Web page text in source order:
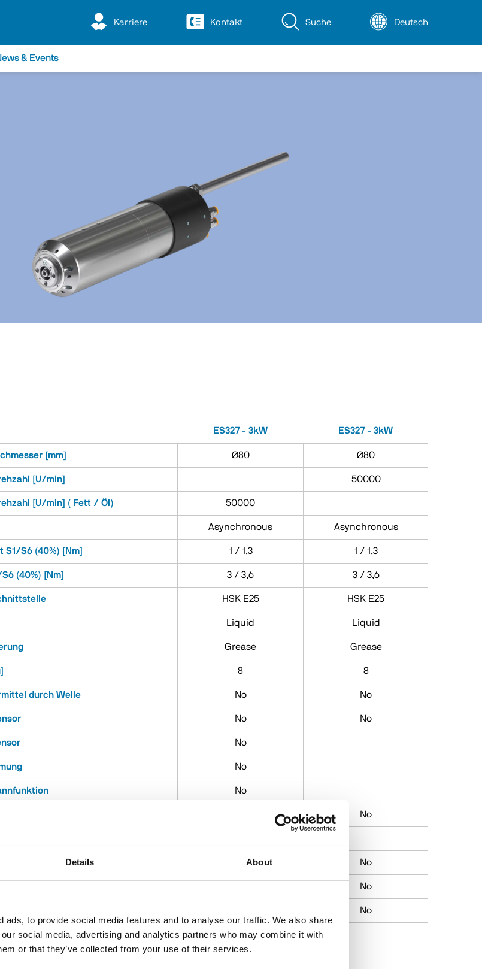
Details About
ads, to provide social media features and to analyse our traffic. We also share
social media, advertising and analytics partners who may combine it with
or that they’ve collected from your use of their services.
Karriere Kontakt Suche Deutsch
& Events
ES327 - 3kW ES327 - 3kW
[mm] Ø80 Ø80
[U/min] 50000
[U/min] ( Fett / Öl) 50000
Asynchronous Asynchronous
S1/S6 (40%) [Nm] 1 / 1,3 1 / 1,3
(40%) [Nm] 3 / 3,6 3 / 3,6
HSK E25 HSK E25
Liquid Liquid
Grease Grease
8 8
durch Welle No No
No No
No
No
No
No
No
No
No